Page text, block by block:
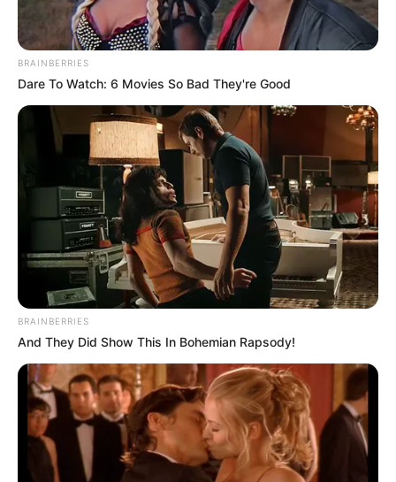
BRAINBERRIES
Dare To Watch: 6 Movies So Bad They're Good
BRAINBERRIES
And They Did Show This In Bohemian Rapsody!